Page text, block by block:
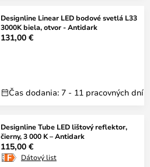
Designline Linear LED bodové svetlá L33
3000K biela, otvor - Antidark
131,00 €
Čas dodania: 7 - 11 pracovných dní
Designline Tube LED lištový reflektor,
čierny, 3 000 K – Antidark
115,00 €
Dátový list